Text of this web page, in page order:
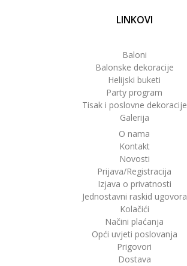
LINKOVI
Baloni
Balonske dekoracije
Helijski buketi
Party program
Tisak i poslovne dekoracije
Galerija
O nama
Kontakt
Novosti
Prijava/Registracija
Izjava o privatnosti
Jednostavni raskid ugovora
Kolačići
Načini plaćanja
Opći uvjeti poslovanja
Prigovori
Dostava